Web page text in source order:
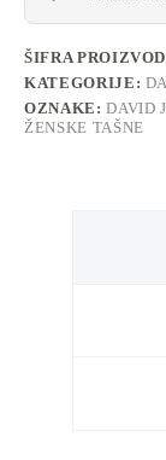
ŠIFRA
KATEGORIJE:
OZNAKE:DAVID
ŽENSKE TAŠNE